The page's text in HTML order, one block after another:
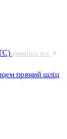
дивитись все
прямий шліц